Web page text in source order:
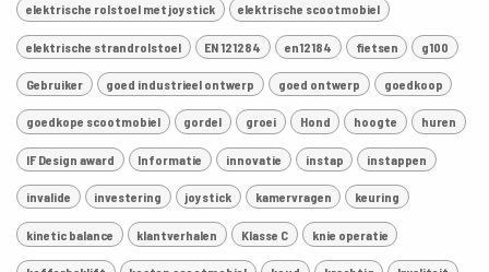
elektrische rolstoel met joystick elektrische scootmobiel
elektrische strandrolstoel EN 121284 en12184 fietsen g100
Gebruiker goed industrieel ontwerp goed ontwerp goedkoop
goedkope scootmobiel gordel groei Hond hoogte huren
IF Design award Informatie innovatie instap instappen
invalide investering joystick kamervragen keuring
kinetic balance klantverhalen Klasse C knie operatie